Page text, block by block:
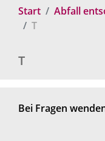
Start Abfall
T
T
Bei Fragen